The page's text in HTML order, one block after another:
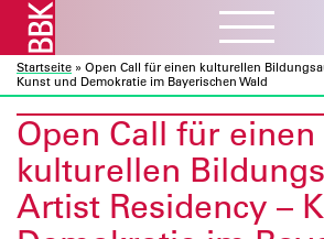
Aktuelles
BBK Muc und Obb
BBK Bund und Länder
Ausschreibungen
Atelierbörse
Verbandsarbeit
Kulturelle Bildung
Kunst und Bauen
Mitglieder
Startseite » Open Call für einen kulturellen
Kunst und Demokratie im Bayerischen Wald
Open Call für einen
kulturellen
Artist Residency –